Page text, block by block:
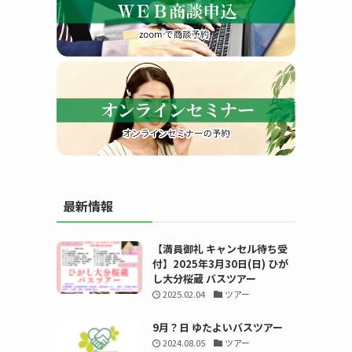
す
る
最新情報
【満員御礼 キャンセル待ち受
付】2025年3月30日(日) ひが
し大分桜蔵 バスツアー
2025.02.04 ツアー
9月？日 ゆたよいバスツアー
2024.08.05 ツアー